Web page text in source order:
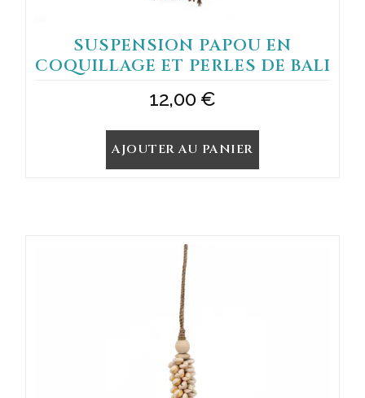
SUSPENSION PAPOU EN
COQUILLAGE ET PERLES DE BALI
12,00€
AJOUTER AU PANIER